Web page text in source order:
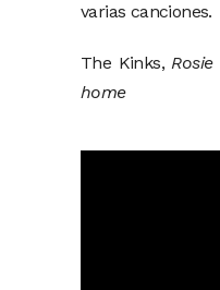
varias canciones.
The Kinks,
home